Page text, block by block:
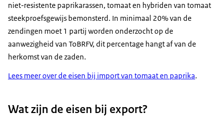
niet-resistente paprikarassen, tomaat en hybriden van tomaat
steekproefsgewijs bemonsterd. In minimaal 20% van de
zendingen moet 1 partij worden onderzocht op de
aanwezigheid van ToBRFV, dit percentage hangt af van de
herkomst van de zaden.
Lees meer over de eisen bij import van tomaat en paprika.
Wat zijn de eisen bij export?